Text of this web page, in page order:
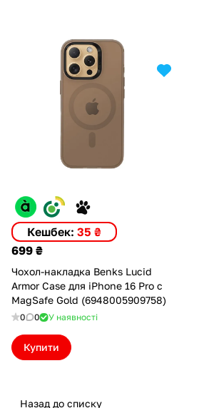
Кешбек: 35 ₴
699 ₴
Чохол-накладка Benks Lucid
Armor Case для iPhone 16 Pro с
MagSafe Gold (6948005909758)
0 0 У наявності
Купити
Назад до списку